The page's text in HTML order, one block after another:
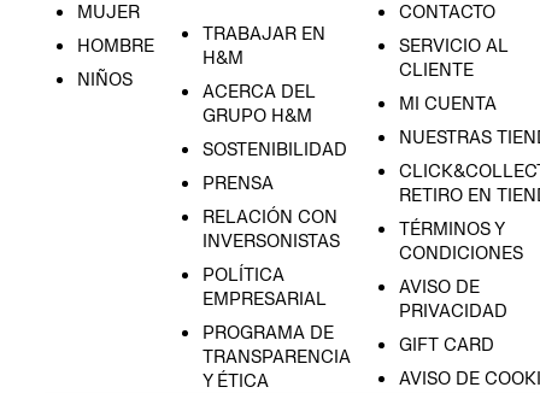
MUJER
HOMBRE
NIÑOS
TRABAJAR EN
H&M
ACERCA DEL
GRUPO H&M
SOSTENIBILIDAD
PRENSA
RELACIÓN CON
INVERSONISTAS
POLÍTICA
EMPRESARIAL
PROGRAMA DE
TRANSPARENCIA
Y ÉTICA
CONTACTO
SERVICIO AL
CLIENTE
MI CUENTA
NUESTRAS
RETIRO EN
TÉRMINOS Y
CONDICIONES
AVISO DE
PRIVACIDAD
GIFT CARD
AVISO DE